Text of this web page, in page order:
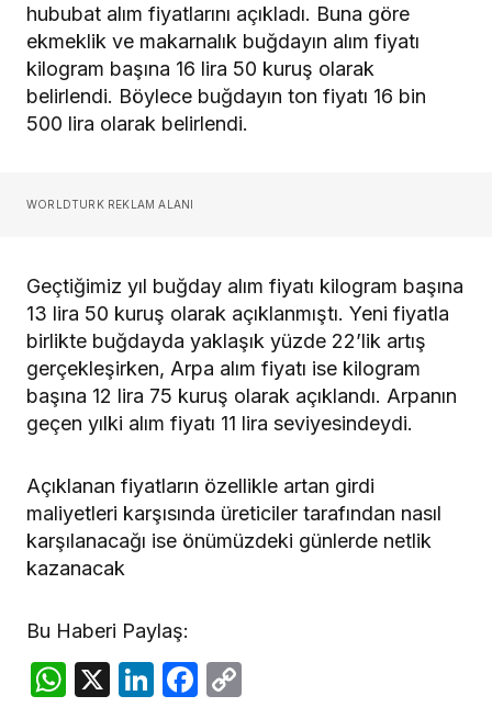
hububat alım fiyatlarını açıkladı. Buna göre
ekmeklik ve makarnalık buğdayın alım fiyatı
kilogram başına 16 lira 50 kuruş olarak
belirlendi. Böylece buğdayın ton fiyatı 16 bin
500 lira olarak belirlendi.
WORLDTURK REKLAM ALANI
Geçtiğimiz yıl buğday alım fiyatı kilogram başına
13 lira 50 kuruş olarak açıklanmıştı. Yeni fiyatla
birlikte buğdayda yaklaşık yüzde 22’lik artış
gerçekleşirken, Arpa alım fiyatı ise kilogram
başına 12 lira 75 kuruş olarak açıklandı. Arpanın
geçen yılki alım fiyatı 11 lira seviyesindeydi.
Açıklanan fiyatların özellikle artan girdi
maliyetleri karşısında üreticiler tarafından nasıl
karşılanacağı ise önümüzdeki günlerde netlik
kazanacak
Bu Haberi Paylaş:
WhatsApp
X LinkedIn
Facebook